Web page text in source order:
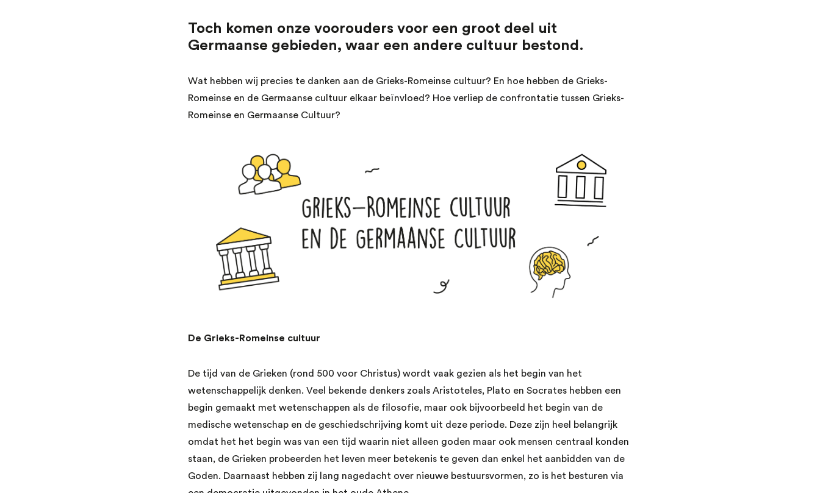
Toch komen onze voorouders voor een groot deel uit
Germaanse gebieden, waar een andere cultuur bestond.
Wat hebben wij precies te danken aan de Grieks-Romeinse cultuur? En hoe hebben de Grieks-
Romeinse en de Germaanse cultuur elkaar beïnvloed? Hoe verliep de confrontatie tussen Grieks-
Romeinse en Germaanse Cultuur?
De Grieks-Romeinse cultuur
De tijd van de Grieken (rond 500 voor Christus) wordt vaak gezien als het begin van het
wetenschappelijk denken. Veel bekende denkers zoals Aristoteles, Plato en Socrates hebben een
begin gemaakt met wetenschappen als de filosofie, maar ook bijvoorbeeld het begin van de
medische wetenschap en de geschiedschrijving komt uit deze periode. Deze zijn heel belangrijk
omdat het het begin was van een tijd waarin niet alleen goden maar ook mensen centraal konden
staan, de Grieken probeerden het leven meer betekenis te geven dan enkel het aanbidden van de
Goden. Daarnaast hebben zij lang nagedacht over nieuwe bestuursvormen, zo is het besturen via